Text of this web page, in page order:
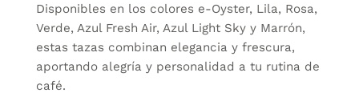
Disponibles en los colores e-Oyster, Lila, Rosa,
Verde, Azul Fresh Air, Azul Light Sky y Marrón,
estas tazas combinan elegancia y frescura,
aportando alegría y personalidad a tu rutina de
café.